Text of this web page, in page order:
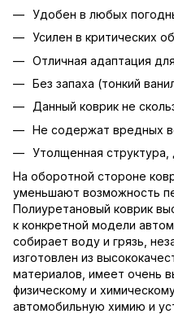
Удобен в любых
Усилен в критических
Отличная адаптация
Без запаха (тонкий
Данный коврик не
Не содержат вредных
Утолщенная структура,
На оборотной стороне
уменьшают возможность
Полиуретановый коврик
к конкретной модели
собирает воду и грязь,
изготовлен из
материалов, имеет очень
физическому и
автомобильную химию и